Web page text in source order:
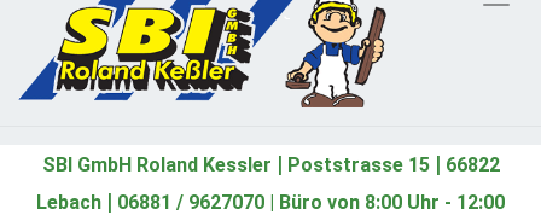
SBI GmbH Roland Kessler | Poststrasse 15 | 66822
Lebach | 06881 / 9627070 | Büro von 8:00 Uhr - 12:00